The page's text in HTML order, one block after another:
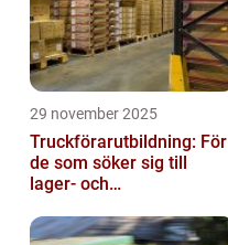
29 november 2025
Truckförarutbildning: För
de som söker sig till
lager- och